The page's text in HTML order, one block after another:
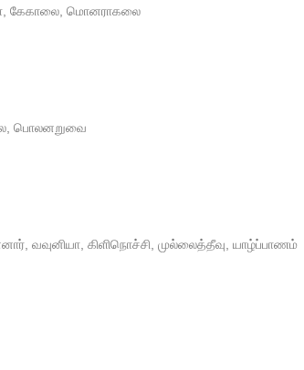
கேகாலை, மொனராகலை
பொலனறுவை
வவுனியா, கிளிநொச்சி, முல்லைத்தீவு, யாழ்ப்பாணம்